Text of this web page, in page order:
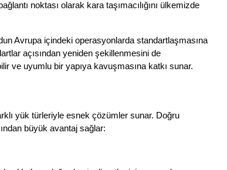
noktası olarak kara taşımacılığını ülkemizde
Avrupa içindeki operasyonlarda standartlaşmasına
açısından yeniden şekillenmesini de
ve uyumlu bir yapıya kavuşmasına katkı sunar.
yük türleriyle esnek çözümler sunar. Doğru
büyük avantaj sağlar: